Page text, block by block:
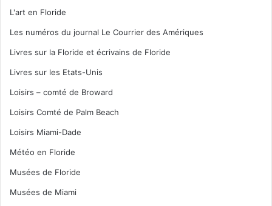
L'art en Floride
Les numéros du journal Le Courrier des Amériques
Livres sur la Floride et écrivains de Floride
Livres sur les Etats-Unis
Loisirs – comté de Broward
Loisirs Comté de Palm Beach
Loisirs Miami-Dade
Météo en Floride
Musées de Floride
Musées de Miami